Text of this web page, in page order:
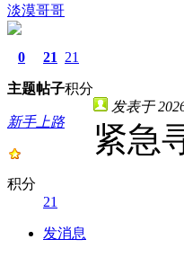
淡漠哥哥
0
主题
21
帖子
21
积分
新手上路
积分
21
发消息
发表于
紧急